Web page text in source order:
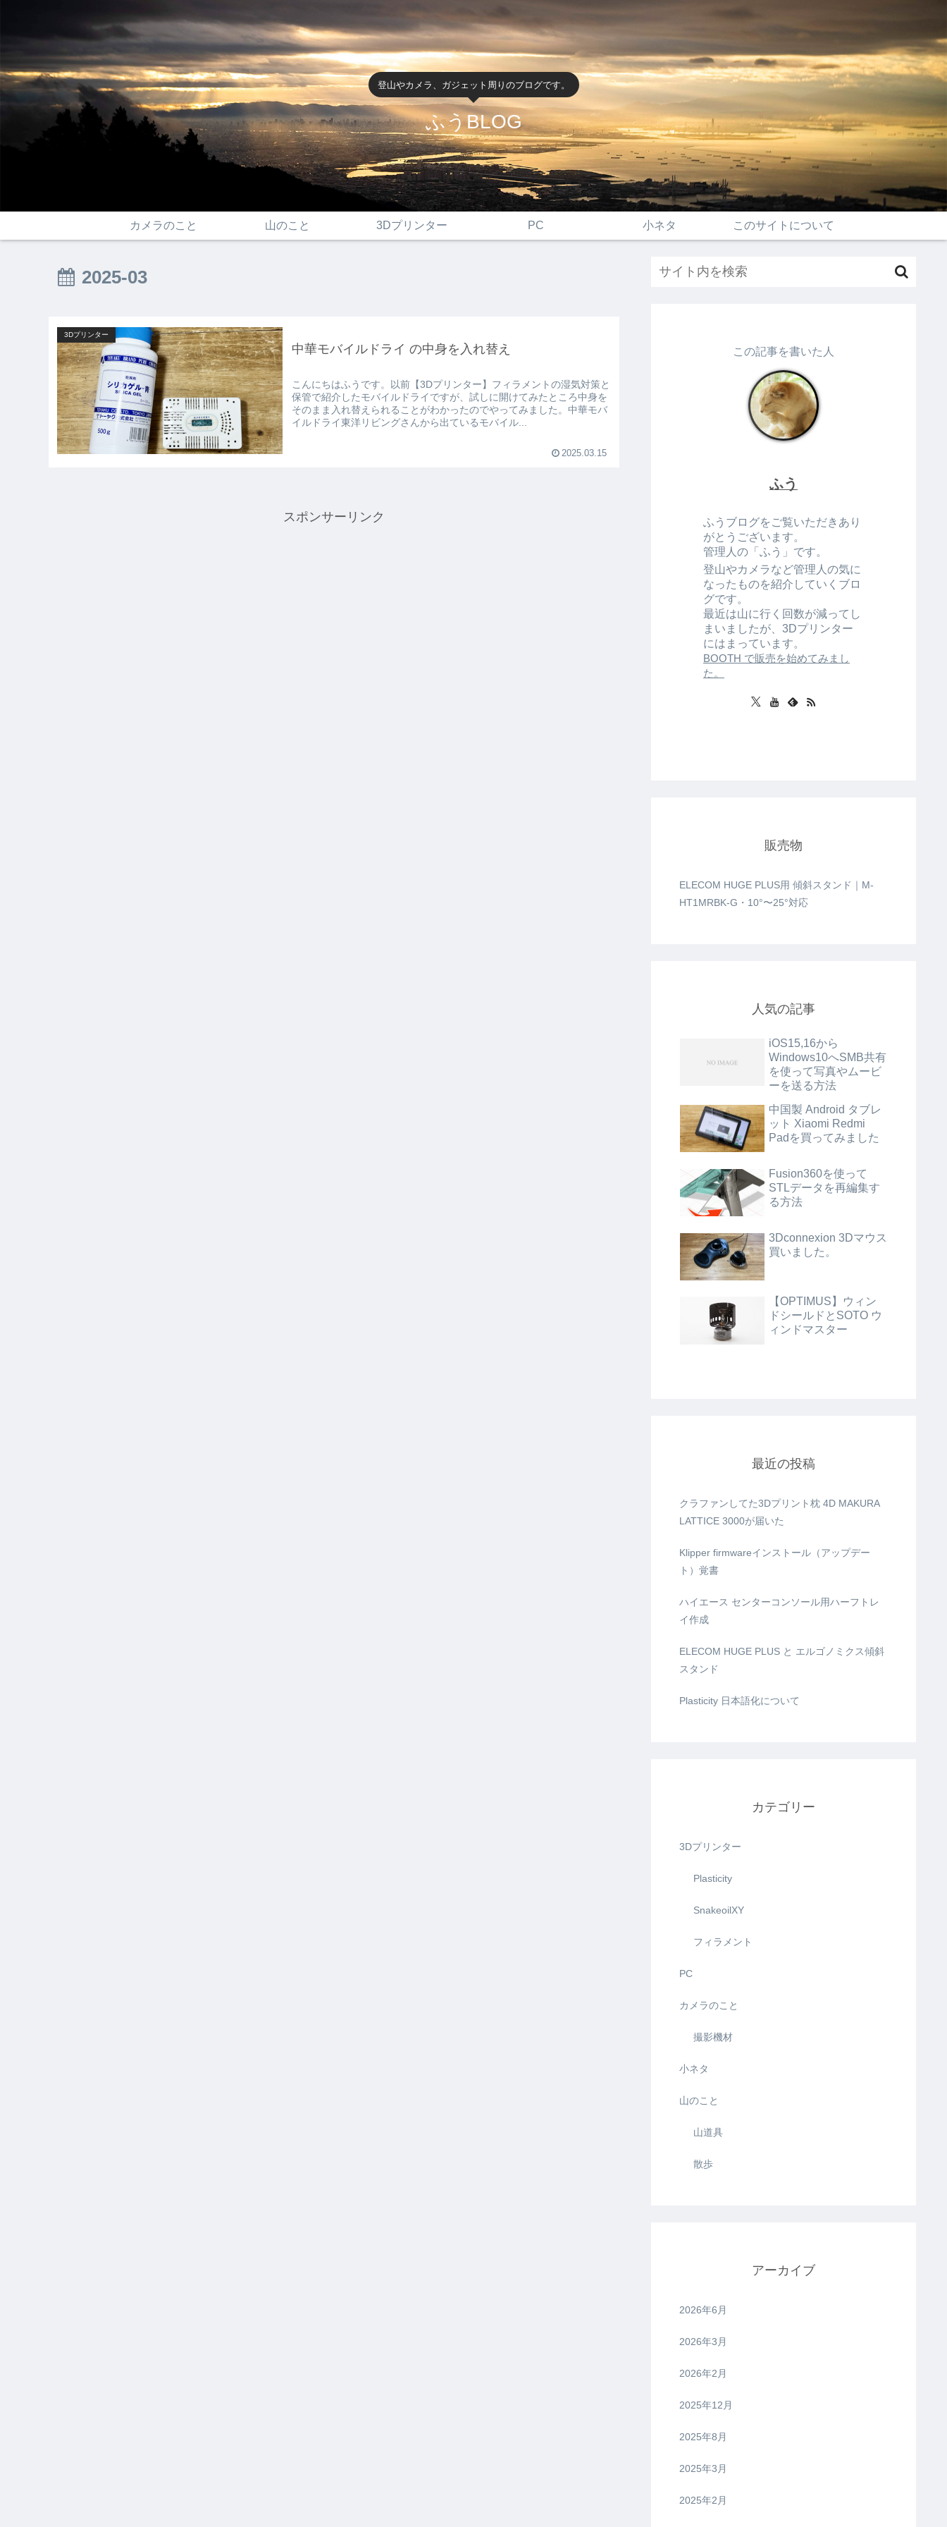
登山やカメラ、ガジェット周りのブログです。
ふうBLOG
カメラのこと 山のこと 3Dプリンター PC 小ネタ このサイトについて
2025-03
3Dプリンター
中華モバイルドライ の中身を入れ替え
こんにちはふうです。以前【3Dプリンター】フィラメントの湿気対策と
保管で紹介したモバイルドライですが、試しに開けてみたところ中身を
そのまま入れ替えられることがわかったのでやってみました。中華モバ
イルドライ東洋リビングさんから出ているモバイル...
2025.03.15
スポンサーリンク
この記事を書いた人
ふう
ふうブログをご覧いただきあり
がとうございます。
管理人の「ふう」です。
登山やカメラなど管理人の気に
なったものを紹介していくブロ
グです。
最近は山に行く回数が減ってし
まいましたが、3Dプリンター
にはまっています。
BOOTH で販売を始めてみまし
た。
販売物
ELECOM HUGE PLUS用 傾斜スタンド｜M-
HT1MRBK-G・10°〜25°対応
人気の記事
iOS15,16から
Windows10へSMB共有
を使って写真やムービ
ーを送る方法
中国製 Android タブレ
ット Xiaomi Redmi
Padを買ってみました
Fusion360を使って
STLデータを再編集す
る方法
3Dconnexion 3Dマウス
買いました。
【OPTIMUS】ウィン
ドシールドとSOTO ウ
ィンドマスター
最近の投稿
クラファンしてた3Dプリント枕 4D MAKURA
LATTICE 3000が届いた
Klipper firmwareインストール（アップデー
ト）覚書
ハイエース センターコンソール用ハーフトレ
イ作成
ELECOM HUGE PLUS と エルゴノミクス傾斜
スタンド
Plasticity 日本語化について
カテゴリー
3Dプリンター
Plasticity
SnakeoilXY
フィラメント
PC
カメラのこと
撮影機材
小ネタ
山のこと
山道具
散歩
アーカイブ
2026年6月
2026年3月
2026年2月
2025年12月
2025年8月
2025年3月
2025年2月